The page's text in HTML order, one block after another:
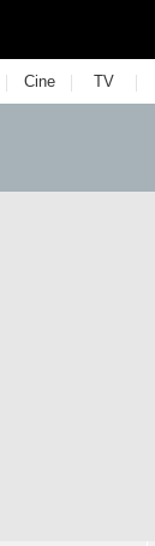
| Cine | TV |